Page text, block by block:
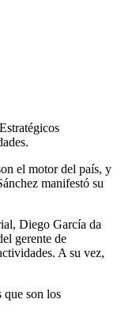
el motor del país, y
manifestó su
Diego García da
gerente de
A su vez,
que son los